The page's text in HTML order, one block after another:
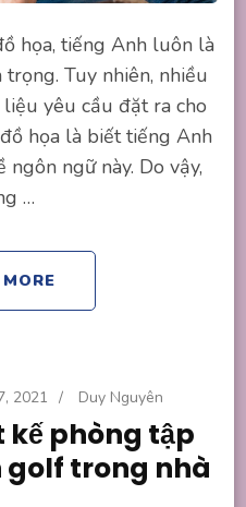
họa, tiếng Anh luôn là
Tuy nhiên, nhiều
yêu cầu đặt ra cho
họa là biết tiếng Anh
ngôn ngữ này. Do vậy,
…
2021 / Duy Nguyên
kế phòng tập
golf trong nhà